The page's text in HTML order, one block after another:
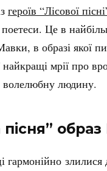
героїв “Лісової
Це в
в образі якої
найкращі мрії про
волелюбну людину.
пісня”
гармонійно злилися